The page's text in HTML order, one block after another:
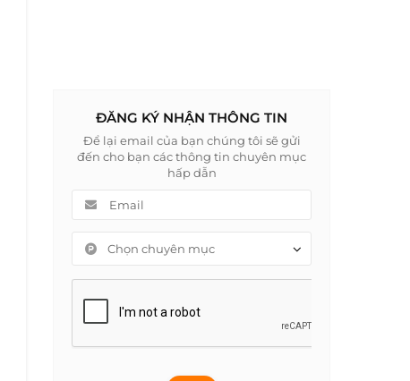
ĐĂNG KÝ NHẬN THÔNG TIN
Để lại email của bạn chúng tôi sẽ gửi
đến cho bạn các thông tin chuyên mục
hấp dẫn
Chọn chuyên mục